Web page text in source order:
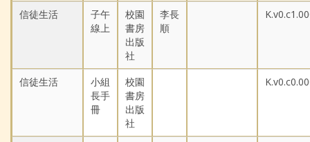
信徒生活
子午
線上
校園
書房
出版
社
李長
順
信徒生活
小組
長手
冊
校園
書房
出版
社